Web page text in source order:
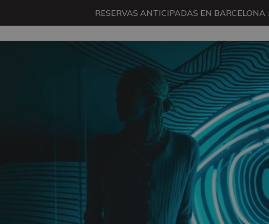
RESERVAS ANTICIPADAS EN BARCELONA